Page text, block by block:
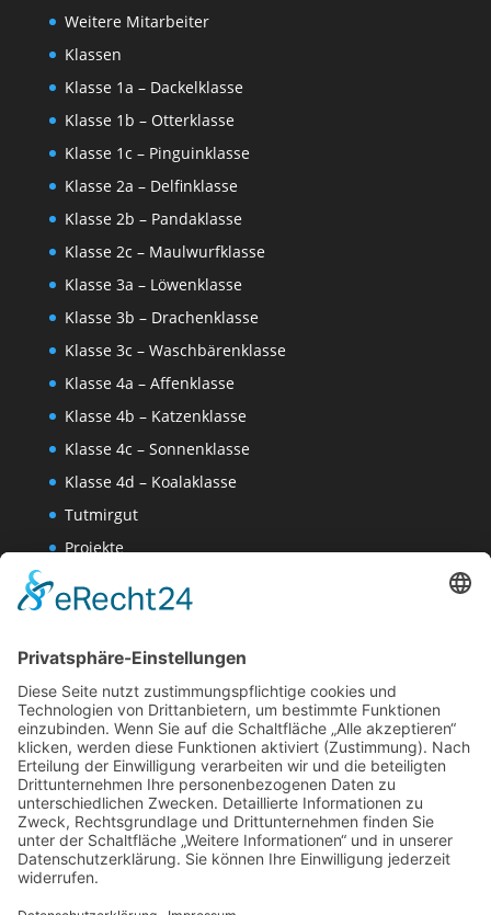
Weitere Mitarbeiter
Klassen
Klasse 1a – Dackelklasse
Klasse 1b – Otterklasse
Klasse 1c – Pinguinklasse
Klasse 2a – Delfinklasse
Klasse 2b – Pandaklasse
Klasse 2c – Maulwurfklasse
Klasse 3a – Löwenklasse
Klasse 3b – Drachenklasse
Klasse 3c – Waschbärenklasse
Klasse 4a – Affenklasse
Klasse 4b – Katzenklasse
Klasse 4c – Sonnenklasse
Klasse 4d – Koalaklasse
Tutmirgut
Projekte
Wissenschaften-AG
Datenschutzerklärung
Website Administration